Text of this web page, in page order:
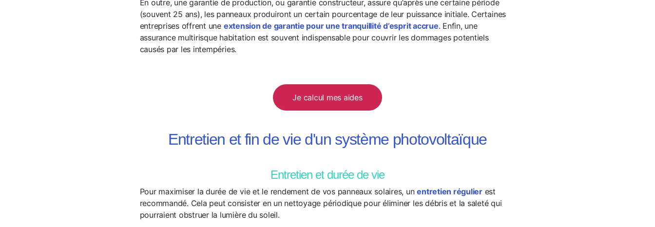
En outre, une garantie de production, ou garantie constructeur, assure qu’après une certaine période
(souvent 25 ans), les panneaux produiront un certain pourcentage de leur puissance initiale. Certaines
entreprises offrent une extension de garantie pour une tranquillité d’esprit accrue. Enfin, une
assurance multirisque habitation est souvent indispensable pour couvrir les dommages potentiels
causés par les intempéries.
Je calcul mes aides
Entretien et fin de vie d'un système photovoltaïque
Entretien et durée de vie
Pour maximiser la durée de vie et le rendement de vos panneaux solaires, unentretien régulierest
recommandé. Cela peut consister en un nettoyage périodique pour éliminer les débris et la saleté qui
pourraient obstruer la lumière du soleil.